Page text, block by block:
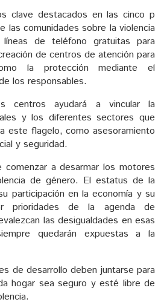
clave destacados en las cinco p
las comunidades sobre la violencia
de teléfono gratuitas para
de centros de atención para
la protección mediante el
los responsables.
centros ayudará a vincular la
y los diferentes sectores que
este flagelo, como asesoramiento
y seguridad.
a desarmar los motores
de género. El estatus de la
participación en la economía y su
prioridades de la agenda de
las desigualdades en esas
quedarán expuestas a la
de desarrollo deben juntarse para
hogar sea seguro y esté libre de